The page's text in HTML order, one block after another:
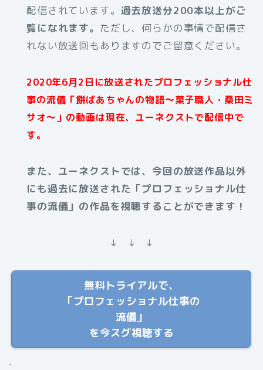
配信されています。 過去放送分200本以上がご
覧になれます。 ただし、何らかの事情で配信さ
れない放送回もありますのでご留意ください。
2020年6月2日に放送されたプロフェッショナル仕
事の流儀「餅ばあちゃんの物語～菓子職人・桑田ミ
サオ～」の動画は現在、ユーネクストで配信中で
す。
また、ユーネクストでは、今回の放送作品以外
にも過去に放送された「プロフェッショナル仕
事の流儀」の作品を視聴することができます！
↓ ↓ ↓
無料トライアルで、
「プロフェッショナル仕事の
流儀」
を今スグ視聴する
.